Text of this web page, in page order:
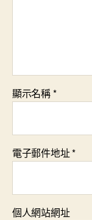
顯示名稱*
電子郵件地址*
個人網站網址